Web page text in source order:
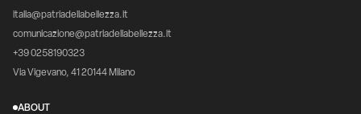
italia@patriadellabellezza.it
comunicazione@patriadellabellezza.it
+39 0258190323
Via Vigevano, 41 20144 Milano
ABOUT